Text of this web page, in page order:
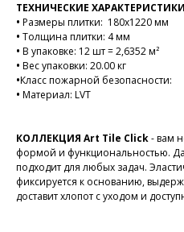
ТЕХНИЧЕСКИЕ ХАРАКТЕРИСТИКИ
• Размеры плитки: 180х1220 мм
• Толщина плитки: 4 мм
• В упаковке: 12 шт = 2,6352 м²
• Вес упаковки: 20.00 кг
•Класс пожарной безопасности:
• Материал: LVT
КОЛЛЕКЦИЯ Art Tile Click- вам
формой и функциональностью.
подходит для любых задач.
фиксируется к основанию,
доставит хлопот с уходом и